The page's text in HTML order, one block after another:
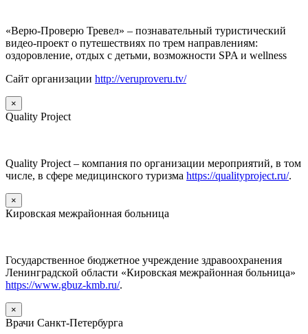
«Верю-Проверю Тревел» – познавательный туристический
видео-проект о путешествиях по трем направлениям:
оздоровление, отдых с детьми, возможности SPA и wellness
Сайт организации http://veruproveru.tv/
×
Quality Project
Quality Project – компания по организации мероприятий, в том
числе, в сфере медицинского туризма https://qualityproject.ru/.
×
Кировская межрайонная больница
Государственное бюджетное учреждение здравоохранения
Ленинградской области «Кировская межрайонная больница»
https://www.gbuz-kmb.ru/.
×
Врачи Санкт-Петербурга